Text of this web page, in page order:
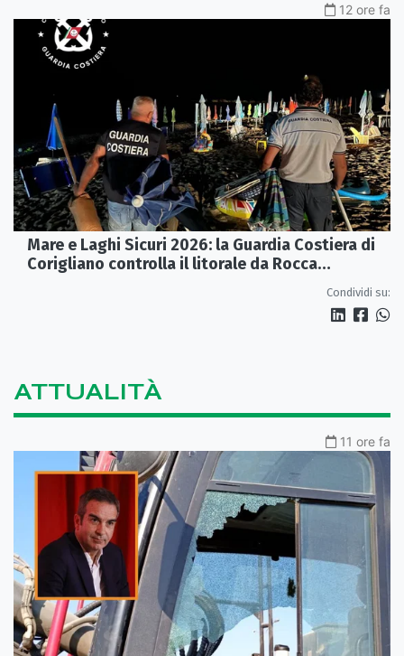
12 ore fa
Mare e Laghi Sicuri 2026: la Guardia Costiera di
Corigliano controlla il litorale da Rocca
Condividi su:
ATTUALITÀ
11 ore fa